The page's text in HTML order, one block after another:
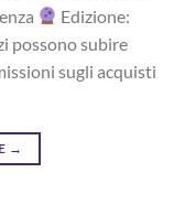
Edizione:
possono subire
sugli acquisti
→